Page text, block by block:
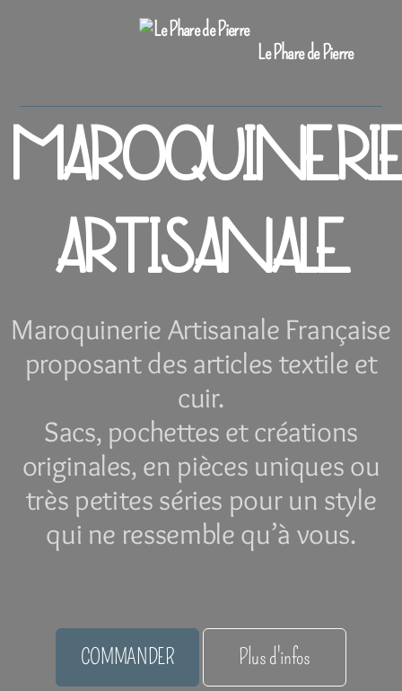
Le Phare de Pierre
ARTISANALE
Maroquinerie Artisanale Française
proposant des articles textile et
cuir.
Sacs, pochettes et créations
originales, en pièces uniques ou
très petites séries pour un style
qui ne ressemble qu’à vous.
COMMANDER Plus d'infos